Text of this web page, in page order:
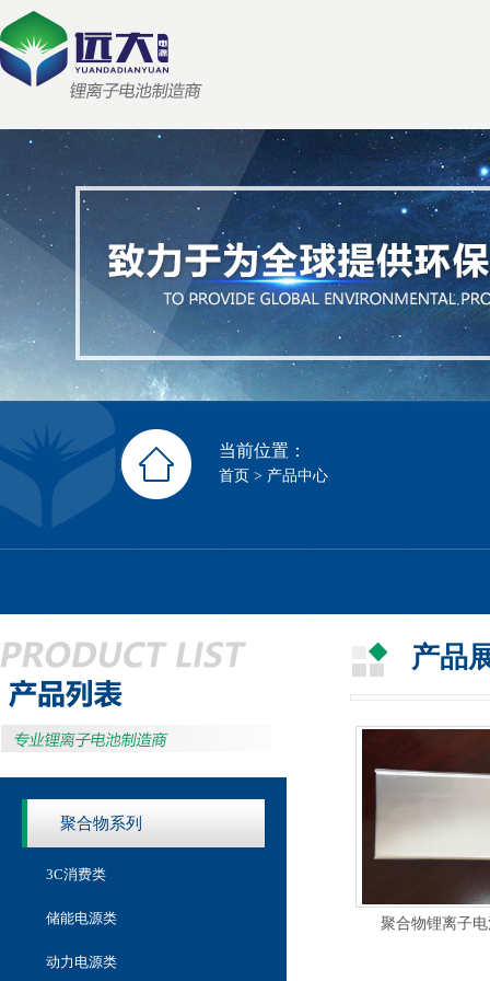
当前位置：
首页>产品中心
聚合物系列
3C消费类
储能电源类
动力电源类
产品
聚合物锂离子电